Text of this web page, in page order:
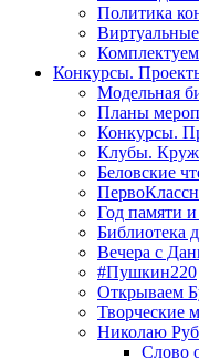
Политика
Конкурсы.
Модельная
Планы
Конкурсы.
Клубы.
Беловские
Год памяти
Библиотека
Вечера с
#Пушкин220
Открываем
Творческие
Николаю
Слово